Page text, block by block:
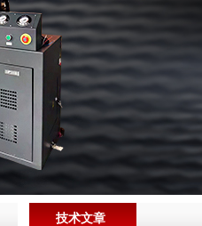
技术文章